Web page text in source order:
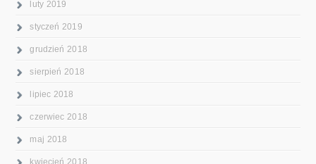
luty 2019
styczeń 2019
grudzień 2018
sierpień 2018
lipiec 2018
czerwiec 2018
maj 2018
kwiecień 2018